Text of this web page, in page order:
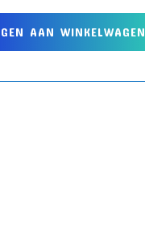
AAN WINKELWAGEN